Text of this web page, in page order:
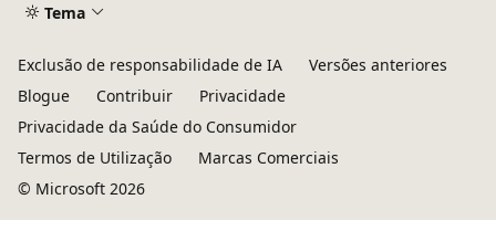
Tema
Exclusão de responsabilidade de IA
Versões anteriores
Blogue
Contribuir
Privacidade
Privacidade da Saúde do Consumidor
Termos de Utilização
Marcas Comerciais
© Microsoft 2026